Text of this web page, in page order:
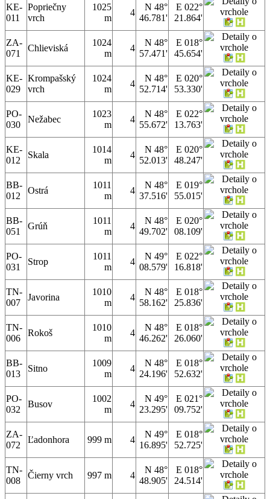
KE-
011
Popriečny
vrch
1025
m
4
N 48°
46.781'
E 022°
21.864'
ZA-
071
Chlieviská
1024
m
4
N 48°
57.471'
E 018°
45.654'
KE-
029
Krompašský
vrch
1024
m
4
N 48°
52.714'
E 020°
53.330'
PO-
030
Nežabec
1023
m
4
N 48°
55.672'
E 022°
13.763'
KE-
012
Skala
1014
m
4
N 48°
52.013'
E 020°
48.247'
BB-
012
Ostrá
1011
m
4
N 48°
37.516'
E 019°
55.015'
BB-
051
Grúň
1011
m
4
N 48°
49.702'
E 020°
08.109'
PO-
031
Strop
1011
m
4
N 49°
08.579'
E 022°
16.818'
TN-
007
Javorina
1010
m
4
N 48°
58.162'
E 018°
25.836'
TN-
006
Rokoš
1010
m
4
N 48°
46.262'
E 018°
26.060'
BB-
013
Sitno
1009
m
4
N 48°
24.196'
E 018°
52.632'
PO-
032
Busov
1002
m
4
N 49°
23.295'
E 021°
09.752'
ZA-
072
Ľadonhora 999 m 4
N 49°
16.895'
E 018°
52.725'
TN-
008
Čierny vrch 997 m 4
N 48°
48.905'
E 018°
24.514'